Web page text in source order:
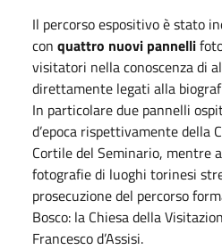
Il percorso espositivo è stato
con quattro nuovi pannelli
visitatori nella conoscenza di
direttamente legati alla
In particolare due pannelli
d’epoca rispettivamente della
Cortile del Seminario, mentre
fotografie di luoghi torinesi
prosecuzione del percorso
Bosco: la Chiesa della
Francesco d’Assisi.